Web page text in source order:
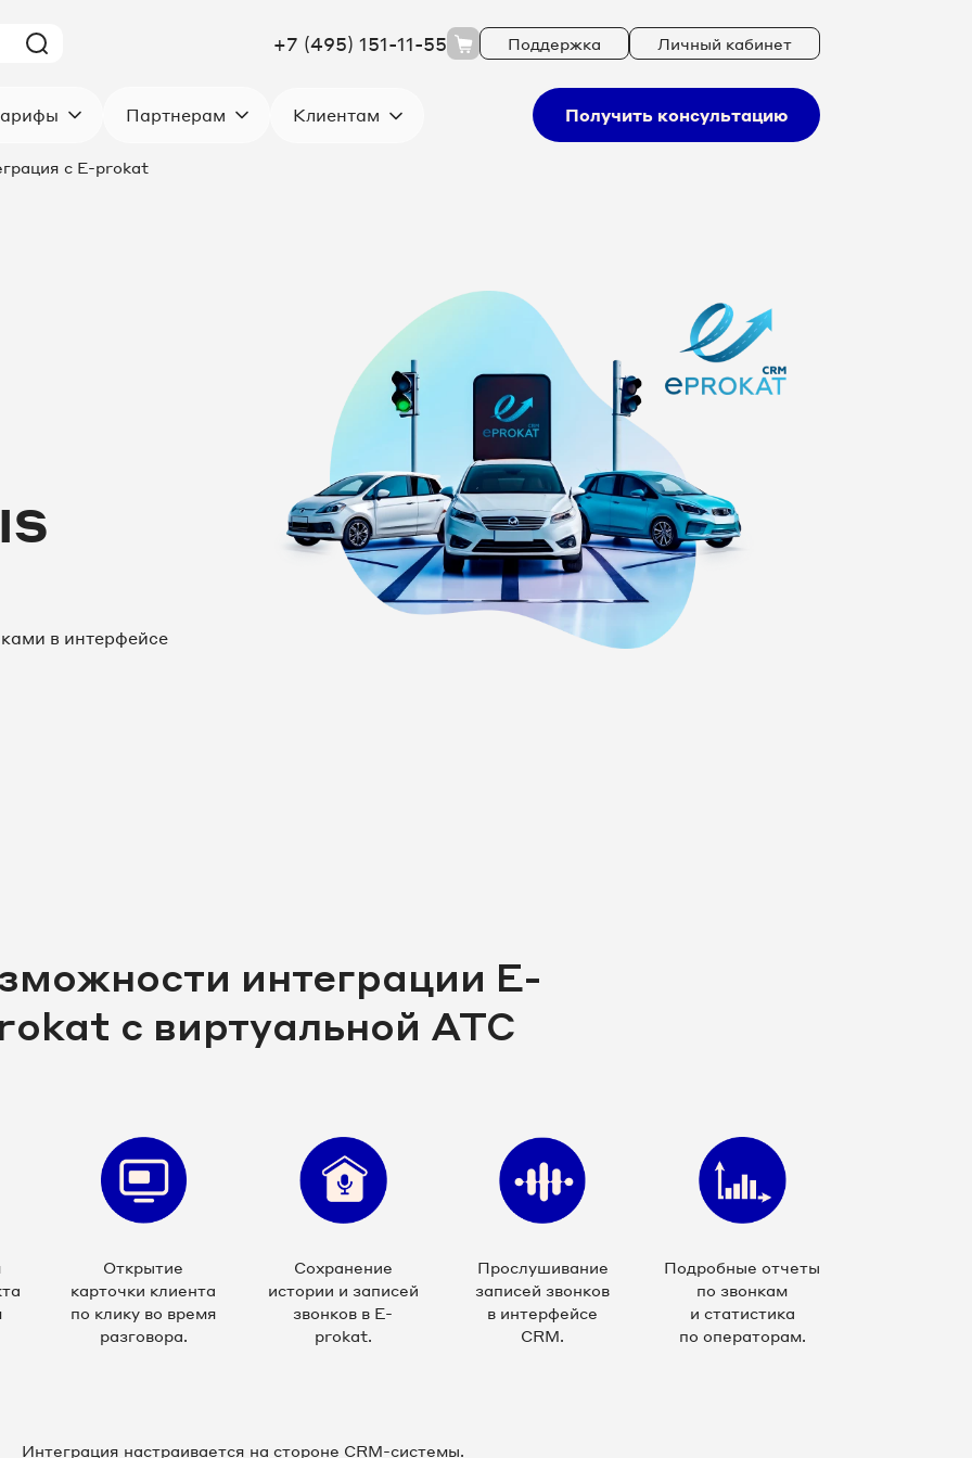
+7 (495) 151-11-55 Поддержка Личный кабинет
Партнерам Клиентам Получить консультацию
с E-prokat
в интерфейсе
интеграции E-
с виртуальной АТС
Открытие
карточки клиента
по клику во время
разговора.
Сохранение
истории и записей
звонков в E-
prokat.
Прослушивание
записей звонков
в интерфейсе
CRM.
Подробные отчеты
по звонкам
и статистика
по операторам.
Интеграция настраивается на стороне CRM-системы.